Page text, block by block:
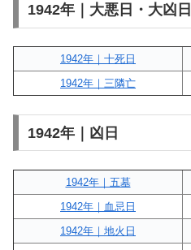
1942年｜大悪日・大凶日
1942年｜十死日
1942年｜三隣亡
1942年｜凶日
1942年｜五墓
1942年｜血忌日
1942年｜地火日